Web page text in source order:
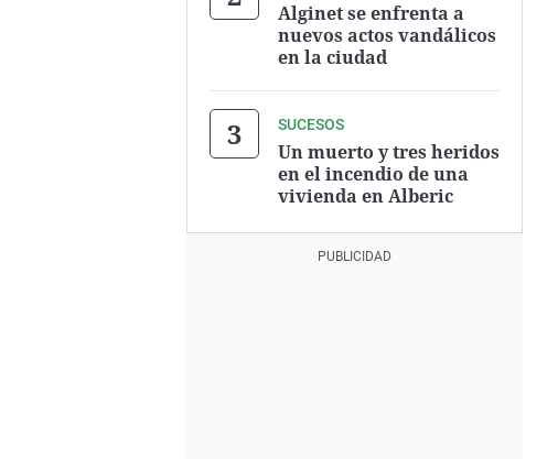
Alginet se enfrenta a
nuevos actos vandálicos
en la ciudad
SUCESOS
Un muerto y tres heridos
en el incendio de una
vivienda en Alberic